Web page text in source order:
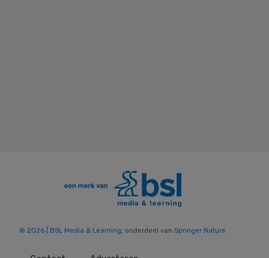
© 2026 | BSL Media & Learning, onderdeel van Springer Nature